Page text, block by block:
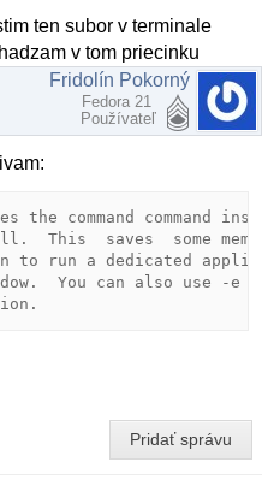
ten subor v terminale
v tom priecinku
Fridolín Pokorný
Fedora 21
Používateľ
the command command
This  saves  some
to run a dedicated
You can also use -e
Pridať správu